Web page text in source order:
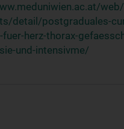
detail/postgraduales-
fuer-herz-thorax-
und-intensivme/